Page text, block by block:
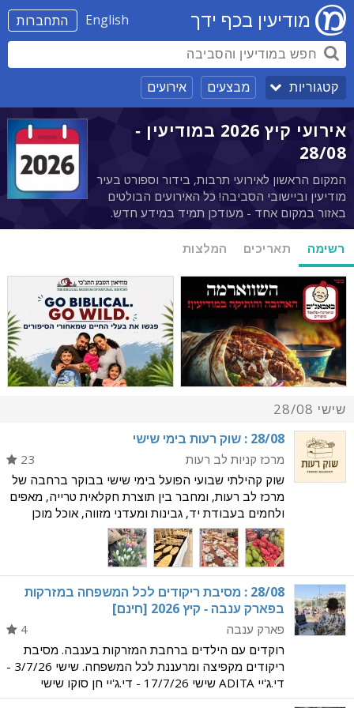
התחברות English מודיעין בכף ידך
קטגוריות מבצעים אירועים
אירועי קיץ 2026 במודיעין -
28/08
המקום הראשון לאירועי תרבות, בידור וספורט בעיר
מודיעין וביישובי הסביבה! כל האירועים הבולטים
באזור במקום אחד - מעודכן תמיד במידע חדש.
רשימה תאריכים המלצות
שישי 28/08
‭28/08‬ : שוק רעות בימי שישי
23
מרכז קניות לב רעות
שוק קהילתי שבועי הפועל בימי שישי בבוקר ברחבה של
מרכז לב רעות, ומחבר בין תוצרת חקלאית טרייה, מאפים
ולחמים בעבודת יד, גבינות ומעדני מזווה, אוכל מוכן
לבוקר שישי, פרחים, צמחים ופריטי בוטיק לבית. תוכלו
ליהנות מחוויית בוקר מקומית ונעימה: כוס קפה
‭28/08‬ : מסיבת ריקודים לכל המשפחה במזרקות
בפארק ענבה - קיץ 2026 [חינם]
4
פארק ענבה
רוקדים עם הילדים ברחבת המזרקות בענבה. מסיבת
ריקודים מקפיצה ומרעננת לכל המשפחה. שישי 3/7/26 -
די.ג'יי ADITA שישי 17/7/26 - די.ג'יי חן סוקו שישי
31/7/26 - די.ג'יי איציק גוטצייט שישי 14/8/26 - די.ג'יי